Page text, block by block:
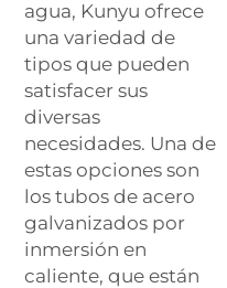
agua, Kunyu ofrece
una variedad de
tipos que pueden
satisfacer sus
diversas
necesidades. Una de
estas opciones son
los tubos de acero
galvanizados por
inmersión en
caliente, que están